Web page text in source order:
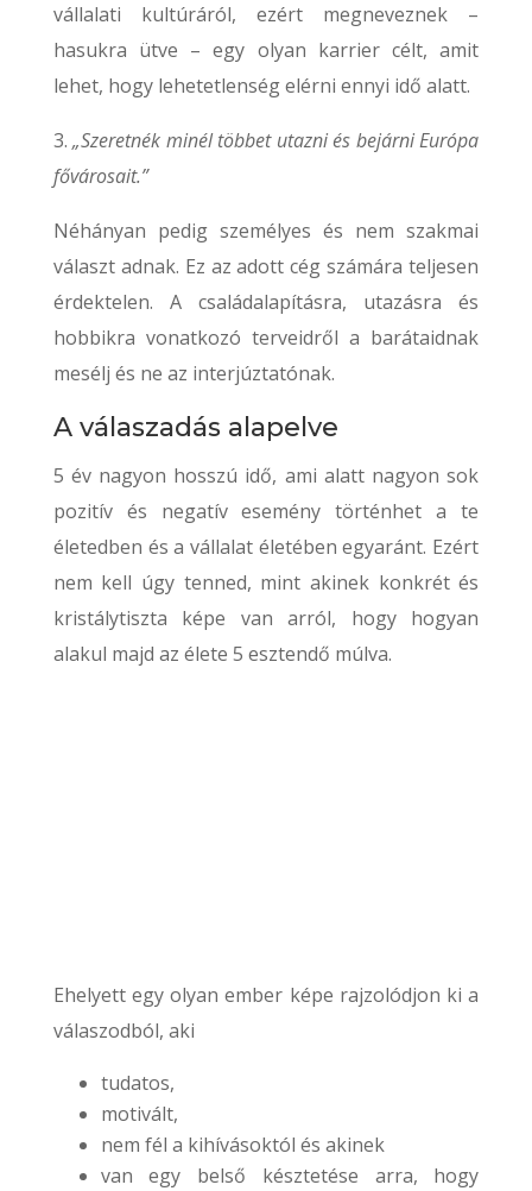
vállalati kultúráról, ezért megneveznek –
hasukra ütve – egy olyan karrier célt, amit
lehet, hogy lehetetlenség elérni ennyi idő alatt.
3.„Szeretnék minél többet utazni és bejárni Európa
fővárosait.”
Néhányan pedig személyes és nem szakmai
választ adnak. Ez az adott cég számára teljesen
érdektelen. A családalapításra, utazásra és
hobbikra vonatkozó terveidről a barátaidnak
mesélj és ne az interjúztatónak.
A válaszadás alapelve
5 év nagyon hosszú idő, ami alatt nagyon sok
pozitív és negatív esemény történhet a te
életedben és a vállalat életében egyaránt. Ezért
nem kell úgy tenned, mint akinek konkrét és
kristálytiszta képe van arról, hogy hogyan
alakul majd az élete 5 esztendő múlva.
Ehelyett egy olyan ember képe rajzolódjon ki a
válaszodból, aki
tudatos,
motivált,
nem fél a kihívásoktól és akinek
van egy belső késztetése arra, hogy